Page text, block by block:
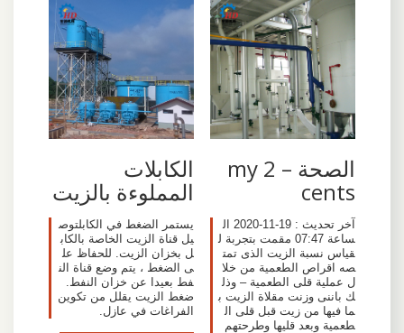
الصحة – my 2
cents
آخر تحديث : 19-11-2020 ال
ساعة 07:47 مقمت بتجربة ل
قياس نسبة الزيت الذى تمت
صه اقراص الطعمية من خلا
ل عملية قلى الطعمية – وذل
ك باننى وزنت مقلاة الزيت ب
ما فيها من زيت قبل قلى ال
طعمية وبعد قليها وطرحتهم
الكابلات
المملوءة بالزيت
يستمر الضغط في الكابلتوص
يل قناة الزيت الخاصة بالكاب
ل بخزان الزيت. للحفاظ عل
ى الضغط ، يتم وضع قناة الن
فط بعيدا عن خزان النفط.
ضغط الزيت يقلل من تكوين
الفراغات في عازل.